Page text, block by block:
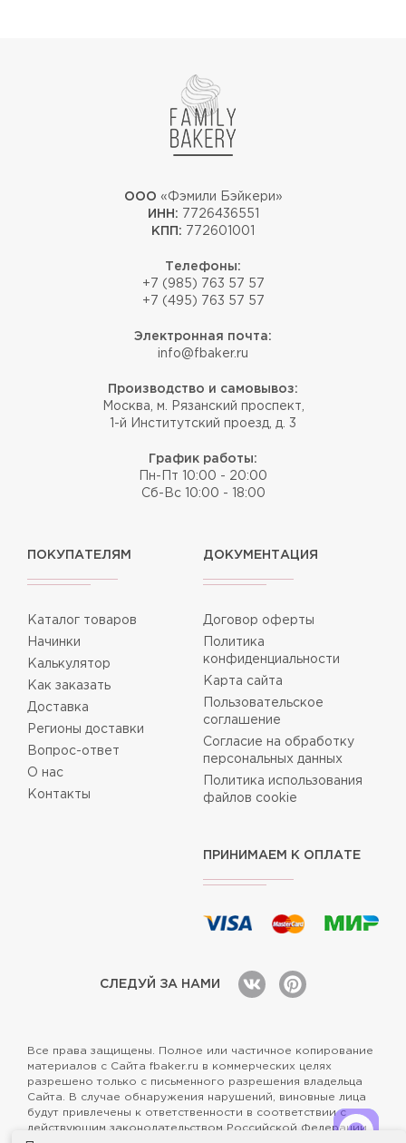
ООО «Фэмили Бэйкери»
ИНН: 7726436551
КПП: 772601001
Телефоны:
+7 (985) 763 57 57
+7 (495) 763 57 57
Электронная почта:
info@fbaker.ru
Производство и самовывоз:
Москва, м. Рязанский проспект,
1-й Институтский проезд, д. 3
График работы:
Пн-Пт 10:00 - 20:00
Сб-Вс 10:00 - 18:00
ПОКУПАТЕЛЯМ
Каталог товаров
Начинки
Калькулятор
Как заказать
Доставка
Регионы доставки
Вопрос-ответ
О нас
Контакты
ДОКУМЕНТАЦИЯ
Договор оферты
Политика
конфиденциальности
Карта сайта
Пользовательское
соглашение
Согласие на обработку
персональных данных
Политика использования
файлов cookie
ПРИНИМАЕМ К ОПЛАТЕ
СЛЕДУЙ ЗА НАМИ
Все права защищены. Полное или частичное копирование
материалов с Сайта fbaker.ru в коммерческих целях
разрешено только с письменного разрешения владельца
Сайта. В случае обнаружения нарушений, виновные лица
будут привлечены к ответственности в соответствии с
действующим законодательством Российской Федерации.